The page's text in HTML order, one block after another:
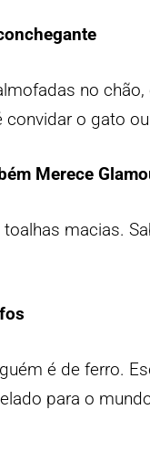
no
o gato
Merece
macias.
é de ferro.
para o